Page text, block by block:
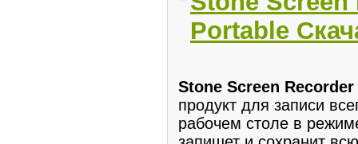
Portable
Stone Screen Recorder
продукт для записи
рабочем столе в